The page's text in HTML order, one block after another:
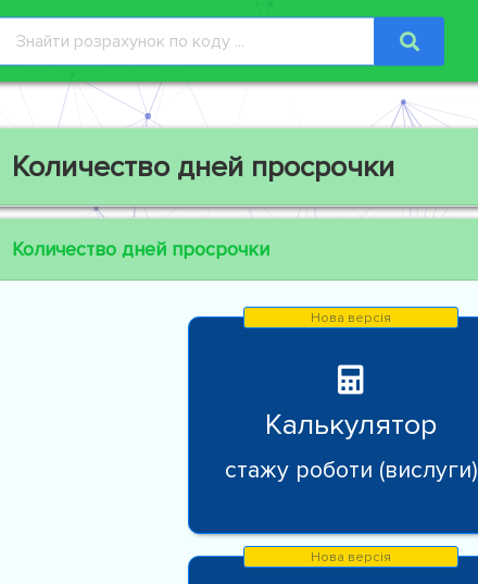
Количество дней просрочки
Количество дней просрочки
Калькулятор
стажу роботи (вислуги)